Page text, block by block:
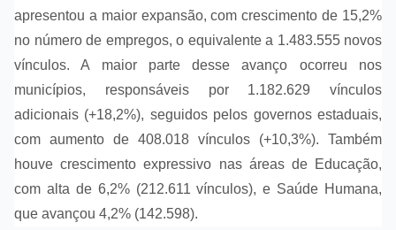
apresentou a maior expansão, com crescimento de 15,2%
no número de empregos, o equivalente a 1.483.555 novos
vínculos. A maior parte desse avanço ocorreu nos
municípios, responsáveis por 1.182.629 vínculos
adicionais (+18,2%), seguidos pelos governos estaduais,
com aumento de 408.018 vínculos (+10,3%). Também
houve crescimento expressivo nas áreas de Educação,
com alta de 6,2% (212.611 vínculos), e Saúde Humana,
que avançou 4,2% (142.598).